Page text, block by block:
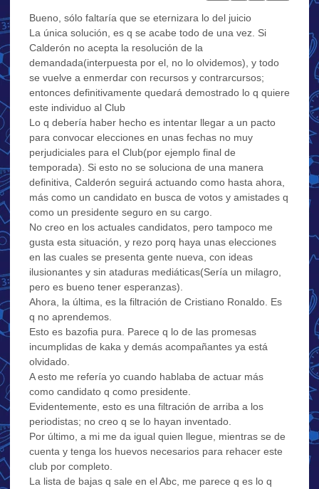
Bueno, sólo faltaría que se eternizara lo del juicio
La única solución, es q se acabe todo de una vez. Si
Calderón no acepta la resolución de la
demandada(interpuesta por el, no lo olvidemos), y todo
se vuelve a enmerdar con recursos y contrarcursos;
entonces definitivamente quedará demostrado lo q quiere
este individuo al Club
Lo q debería haber hecho es intentar llegar a un pacto
para convocar elecciones en unas fechas no muy
perjudiciales para el Club(por ejemplo final de
temporada). Si esto no se soluciona de una manera
definitiva, Calderón seguirá actuando como hasta ahora,
más como un candidato en busca de votos y amistades q
como un presidente seguro en su cargo.
No creo en los actuales candidatos, pero tampoco me
gusta esta situación, y rezo porq haya unas elecciones
en las cuales se presenta gente nueva, con ideas
ilusionantes y sin ataduras mediáticas(Sería un milagro,
pero es bueno tener esperanzas).
Ahora, la última, es la filtración de Cristiano Ronaldo. Es
q no aprendemos.
Esto es bazofia pura. Parece q lo de las promesas
incumplidas de kaka y demás acompañantes ya está
olvidado.
A esto me refería yo cuando hablaba de actuar más
como candidato q como presidente.
Evidentemente, esto es una filtración de arriba a los
periodistas; no creo q se lo hayan inventado.
Por último, a mi me da igual quien llegue, mientras se de
cuenta y tenga los huevos necesarios para rehacer este
club por completo.
La lista de bajas q sale en el Abc, me parece q es lo q